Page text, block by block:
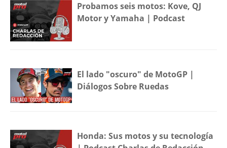
Probamos seis motos: Kove, QJ
Motor y Yamaha | Podcast
El lado "oscuro" de MotoGP |
Diálogos Sobre Ruedas
Honda: Sus motos y su tecnología